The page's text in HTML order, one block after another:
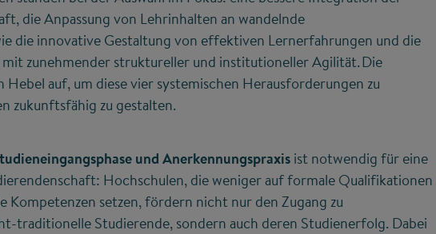
die Anpassung von Lehrinhalten an wandelnde
die innovative Gestaltung von effektiven Lernerfahrungen und die
zunehmender struktureller und institutioneller Agilität. Die
auf, um diese vier systemischen Herausforderungen zu
zukunftsfähig zu gestalten.
und Anerkennungspraxis ist notwendig für eine
Hochschulen, die weniger auf formale Qualifikationen
Kompetenzen setzen, fördern nicht nur den Zugang zu
traditionelle Studierende, sondern auch deren Studienerfolg. Dabei